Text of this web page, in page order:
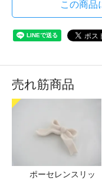
この商品
売れ筋商品
ポーセレンスリッ